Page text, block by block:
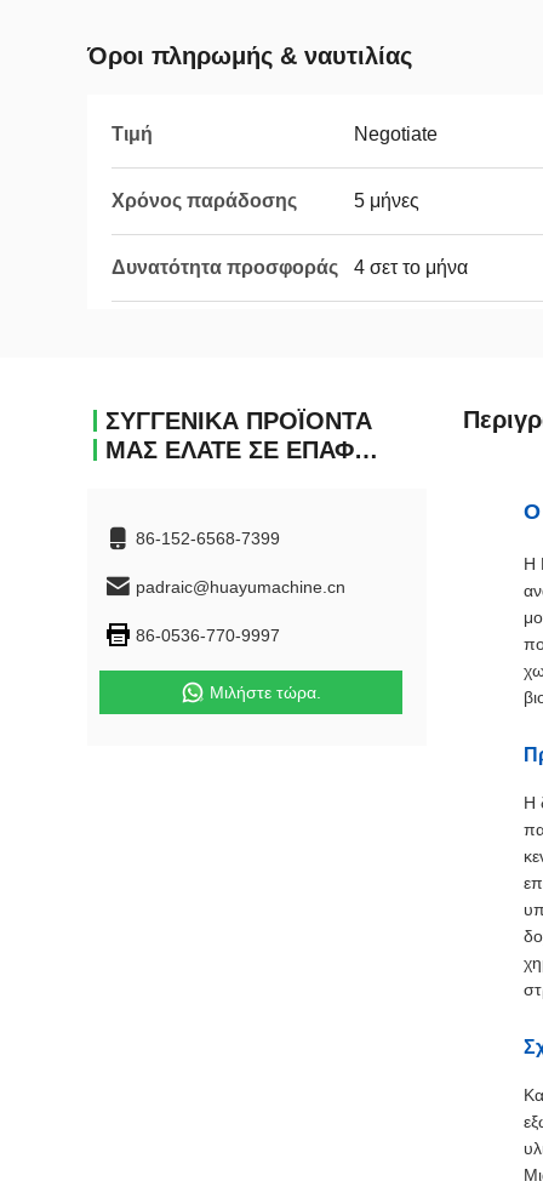
Όροι πληρωμής & ναυτιλίας
Τιμή Negotiate
Χρόνος παράδοσης 5 μήνες
Δυνατότητα προσφοράς 4 σετ το μήνα
ΣΥΓΓΕΝΙΚΆ ΠΡΟΪΌΝΤΑ
ΜΑΣ ΕΛΆΤΕ ΣΕ ΕΠΑΦΉ ΜΕ
86-152-6568-7399
padraic@huayumachine.cn
86-0536-770-9997
Μιλήστε τώρα.
Ο
Η
Η